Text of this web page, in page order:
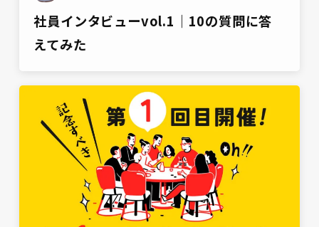
社員インタビューvol.1｜10の質問に答
えてみた
雑談